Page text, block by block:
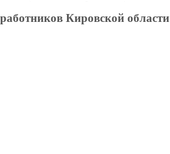
Кировской области